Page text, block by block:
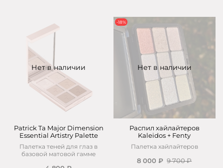
Нет в наличии
Patrick Ta Major Dimension
Essential Artistry Palette
Палетка теней для глаз в
базовой матовой гамме
Нет в наличии
-18%
Распил хайлайтеров
Kaleidos + Fenty
Палетка хайлайтеров
8 000 ₽ 9 700 ₽